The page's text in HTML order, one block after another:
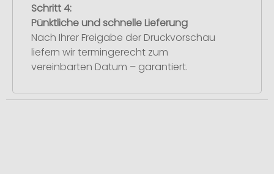
Schritt 4:
Pünktliche und schnelle Lieferung
Nach Ihrer Freigabe der Druckvorschau
liefern wir termingerecht zum
vereinbarten Datum – garantiert.